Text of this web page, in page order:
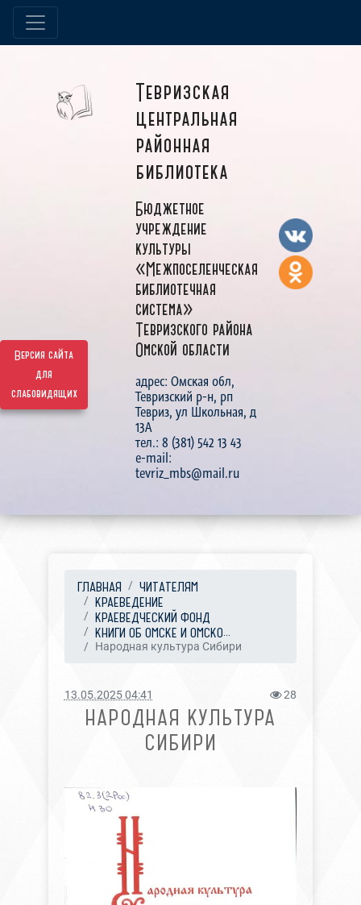
Версия сайта
для
слабовидящих
Тевризская
центральная
районная
библиотека
Бюджетное
учреждение
культуры
«Межпоселенческая
библиотечная
система»
Тевризского района
Омской области
адрес: Омская обл,
Тевризский р-н, рп
Тевриз, ул Школьная, д
13А
тел.: 8 (381) 542 13 43
e-mail:
tevriz_mbs@mail.ru
ГЛАВНАЯ
ЧИТАТЕЛЯМ
КРАЕВЕДЕНИЕ
КРАЕВЕДЧЕСКИЙ ФОНД
КНИГИ ОБ ОМСКЕ И ОМСКО...
Народная культура Сибири
13.05.2025 04:41 28
НАРОДНАЯ КУЛЬТУРА
СИБИРИ